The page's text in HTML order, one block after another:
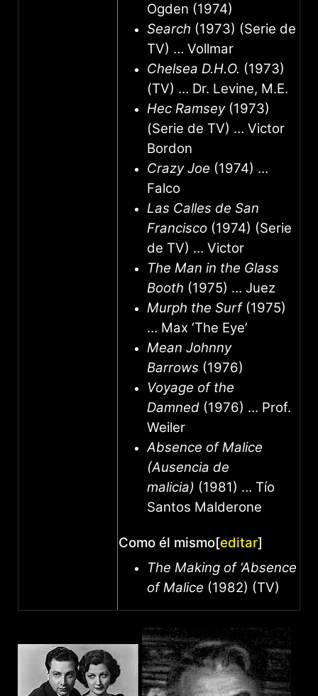
Ogden (1974)
Search (1973) (Serie de
TV) … Vollmar
Chelsea D.H.O. (1973)
(TV) … Dr. Levine, M.E.
Hec Ramsey(1973)
(Serie de TV) … Victor
Bordon
Crazy Joe (1974) …
Falco
Las Calles de San
Francisco (1974) (Serie
de TV) … Victor
The Man in the Glass
Booth (1975) … Juez
Murph the Surf(1975)
… Max ‘The Eye’
Mean Johnny
Barrows (1976)
Voyage of the
Damned (1976) … Prof.
Weiler
Absence of Malice
(Ausencia de
malicia) (1981) … Tío
Santos Malderone
Como él mismo[editar]
The Making of ‘Absence
of Malice (1982) (TV)